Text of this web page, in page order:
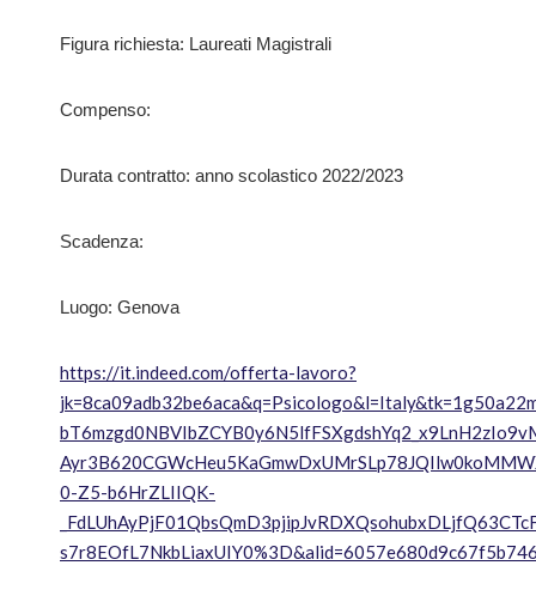
Figura richiesta: Laureati Magistrali
Compenso:
Durata contratto: anno scolastico 2022/2023
Scadenza:
Luogo: Genova
https://it.indeed.com/offerta-lavoro?
0-Z5-b6HrZLIIQK-